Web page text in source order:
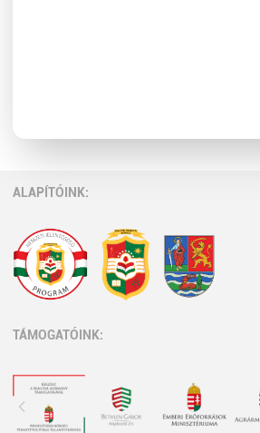
ALAPÍTÓINK:
TÁMOGATÓINK: